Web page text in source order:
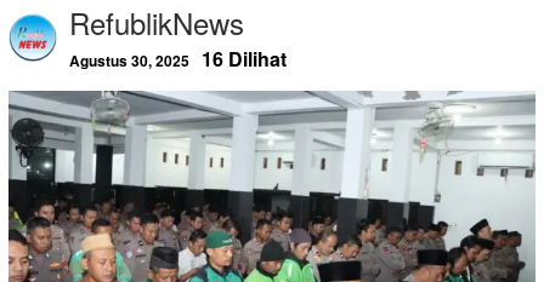
RefublikNews
Agustus 30, 2025 16 Dilihat